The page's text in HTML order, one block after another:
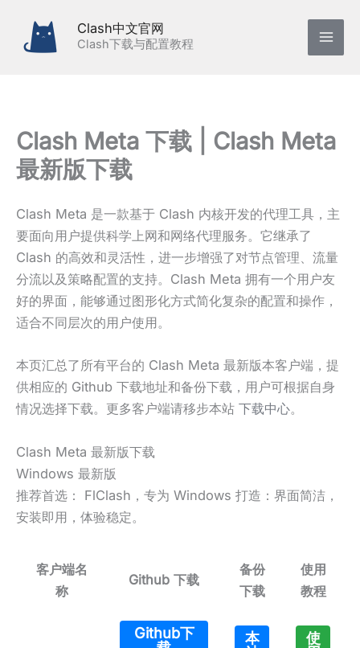
Clash中文官网
Clash下载与配置教程
Clash Meta 下载 | Clash Meta
最新版下载
Clash Meta 是一款基于 Clash 内核开发的代理工具，主
要面向用户提供科学上网和网络代理服务。它继承了
Clash 的高效和灵活性，进一步增强了对节点管理、流量
分流以及策略配置的支持。Clash Meta 拥有一个用户友
好的界面，能够通过图形化方式简化复杂的配置和操作，
适合不同层次的用户使用。
本页汇总了所有平台的 Clash Meta 最新版本客户端，提
供相应的 Github 下载地址和备份下载，用户可根据自身
情况选择下载。更多客户端请移步本站 下载中心。
Clash Meta 最新版下载
Windows 最新版
推荐首选： FlClash，专为 Windows 打造：界面简洁，
安装即用，体验稳定。
客户端名
称
Github 下载
备份
下载
使用
教程
Github下
本
使